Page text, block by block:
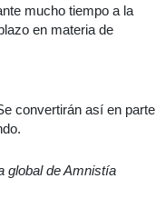
mucho tiempo a la
en materia de
convertirán así en parte
global de Amnistía